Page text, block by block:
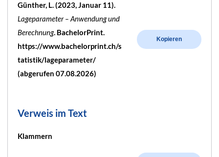
Günther, L. (2023, Januar 11).
Lageparameter – Anwendung und
Berechnung. BachelorPrint.
https://www.bachelorprint.ch/s
tatistik/lageparameter/
(abgerufen 07.08.2026)
Kopieren
Verweis im Text
Klammern